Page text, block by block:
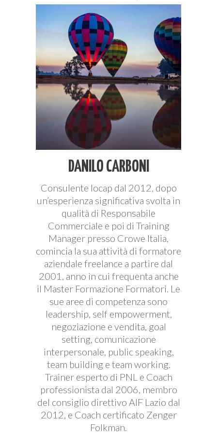
DANILO CARBONI
Consulente Iocap dal 2012, dopo
un’esperienza significativa svolta in
qualità di Responsabile
Commerciale e poi di Training
Manager presso Crowe Italia,
comincia la sua attività di formatore
aziendale freelance a partire dal
2001, anno in cui frequenta anche
il Master Formazione Formatori. Le
sue aree di competenza sono
leadership, self empowerment,
negoziazione e vendita, goal
setting, comunicazione
interpersonale, public speaking,
team building e team working.
Trainer esperto di PNL e Coach
professionista dal 2006, membro
del consiglio direttivo AIF Lazio dal
2012, e Coach certificato Zenger
Folkman.